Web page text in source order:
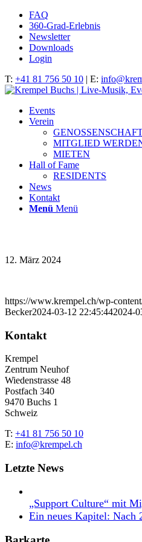
FAQ
360-Grad-Erlebnis
Newsletter
Downloads
Login
T: +41 81 756 50 10 | E:
Events
Verein
MITGLIED
MIETEN
Hall of Fame
RESIDENTS
News
Kontakt
Menü Menü
12. März 2024
https://www.krempel.ch/wp-
Becker2024-03-12 22:45:442024-
Kontakt
Krempel
Zentrum Neuhof
Wiedenstrasse 48
Postfach 340
9470 Buchs 1
Schweiz
T: +41 81 756 50 10
E: info@krempel.ch
Letzte News
„Support Culture“ mit
Ein neues Kapitel: Nach